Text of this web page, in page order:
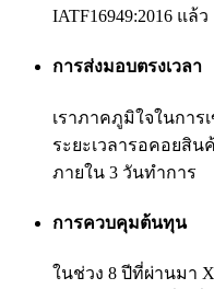
IATF16949:2016 แล้ว
การส่งมอบตรงเวลา
เราภาคภูมิใจในการ
ระยะเวลารอคอยสิน
ภายใน 3 วันทำการ
การควบคุมต้นทุน
ในช่วง 8 ปีที่ผ่านมา